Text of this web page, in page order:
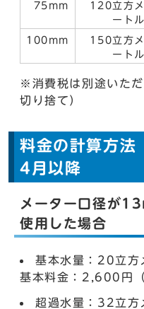
75mm
120立方メ
ートル
100mm
150立方メ
ートル
※消費税は別途いた
切り捨て）
料金の計算方法
4月以降
メーター口径が
使用した場合
基本水量：20立方
基本料金：2,600円
超過水量：32立方